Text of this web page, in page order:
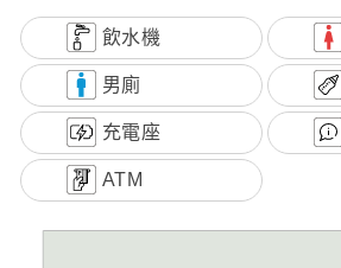
飲水機
男廁
充電座
ATM